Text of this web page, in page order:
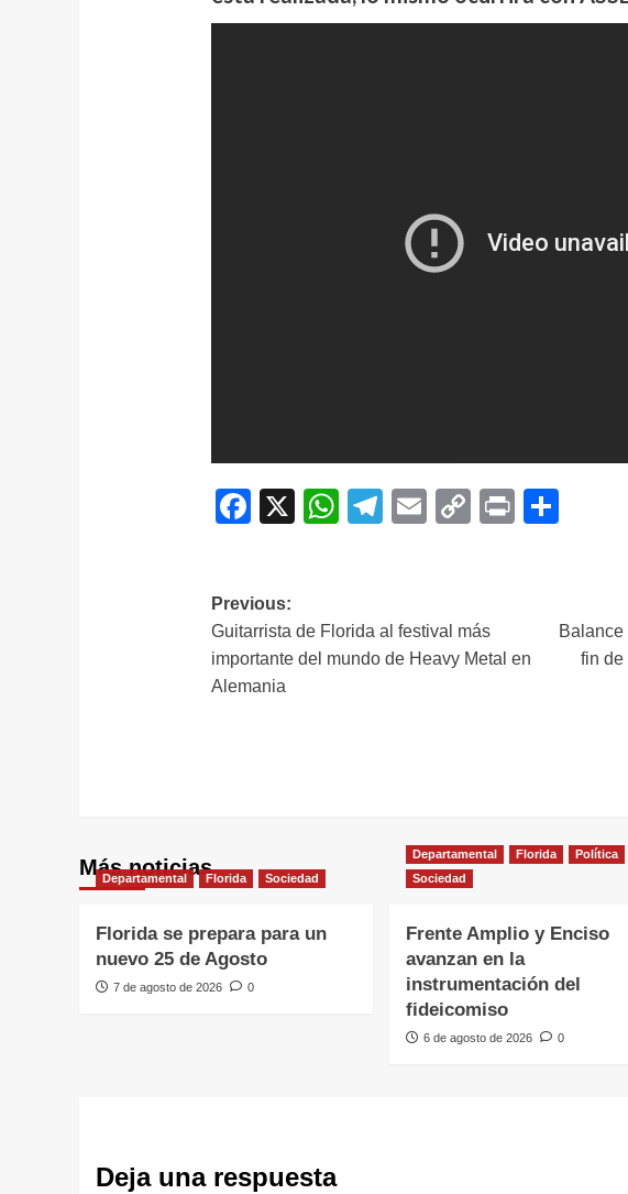
Facebook
X WhatsApp
Telegram
EmailCopyPrint
Navegación
de
entradas
Previous:
Guitarrista de Florida al festival más
importante del mundo de Heavy Metal en
Alemania
fin de
Más noticias
Departamental Florida Sociedad
Florida se prepara para un
nuevo 25 de Agosto
7 de agosto de 2026 0
Departamental Florida
Política
Sociedad
Frente Amplio y Enciso
avanzan en la
instrumentación del
fideicomiso
6 de agosto de 2026 0
Deja una respuesta